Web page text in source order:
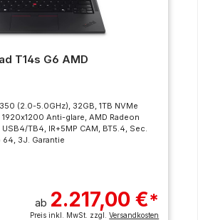
T14s G6 AMD
(2.0-5.0GHz), 32GB, 1TB NVMe
1920x1200 Anti-glare, AMD Radeon
TB4, IR+5MP CAM, BT5.4, Sec.
64, 3J. Garantie
ab 2.217,00 €*
Preis inkl. MwSt. zzgl.Versandkosten